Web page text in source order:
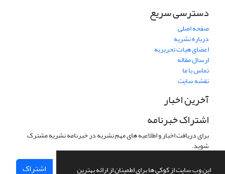
این وب سایت از کوکی ها برای اطمینان از ارائه بهترین
دسترسی سریع
صفحه اصلی
درباره نشریه
اعضای هیات تحریریه
ارسال مقاله
تماس با ما
نقشه سایت
آخرین اخبار
اشتراک خبرنامه
برای دریافت اخبار و اطلاعیه های مهم نشریه در خبرنامه نشریه مشترک
شوید.
اشتراک